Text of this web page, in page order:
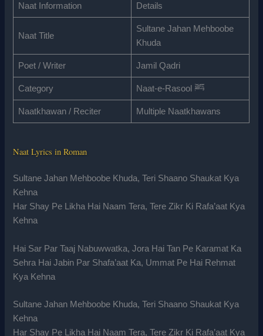
Naat Information Details
Naat Title
Sultane Jahan Mehboobe
Khuda
Poet / Writer Jamil Qadri
Category Naat-e-Rasool ﷺ
Naatkhawan / Reciter Multiple Naatkhawans
Naat Lyrics in Roman
Sultane Jahan Mehboobe Khuda, Teri Shaano Shaukat Kya
Kehna
Har Shay Pe Likha Hai Naam Tera, Tere Zikr Ki Rafa’aat Kya
Kehna
Hai Sar Par Taaj Nabuwwatka, Jora Hai Tan Pe Karamat Ka
Sehra Hai Jabin Par Shafa’aat Ka, Ummat Pe Hai Rehmat
Kya Kehna
Sultane Jahan Mehboobe Khuda, Teri Shaano Shaukat Kya
Kehna
Har Shay Pe Likha Hai Naam Tera, Tere Zikr Ki Rafa’aat Kya